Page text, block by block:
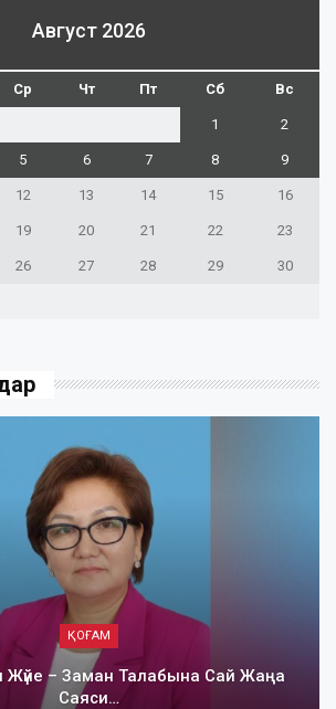
Август 2026
Ср Чт Пт Сб Вс
1 2
5 6 7 8 9
12 13 14 15 16
19 20 21 22 23
26 27 28 29 30
ҚОҒАМ
Жүйе – Заман Талабына Сай Жаңа
Саяси…